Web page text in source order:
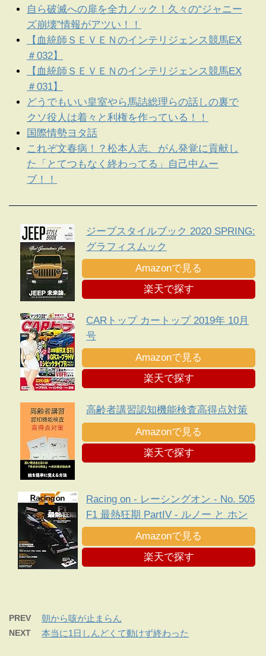
自ら破滅への扉を全力ノック！久々の“ジャニー
ズ崩壊”情報がアツい！！
【血統師ＳＥＶＥＮのインテリジェンス競馬EX
＃032】
【血統師ＳＥＶＥＮのインテリジェンス競馬EX
＃031】
どうでもいい皇室やら馬詰総理らの話しの裏で
クソ役人は着々と利権を作っている！！
国際情勢ヨタ話
これぞ文春病！？松本人志、がん発覚に貢献し
た「とてつもなく終わってる」自己中ムー
ブ！！
ジープスタイルブック 2020 SPRING:
グラフィスムック
Amazonで見る
楽天で探す
CARトップ カートップ 2019年 10月
号
Amazonで見る
楽天で探す
高齢者講習認知機能検査高得点対策
Amazonで見る
楽天で探す
Racing on - レーシングオン - No. 505
F1 最熱狂期 PartIV - ルノー と ホン
ダ 、新規定下に勃発した熾烈な エン
ジン 戦争 -
Amazonで見る
楽天で探す
PREV 朝から咳が止まらん
NEXT 本当に1日しんどくて動けず終わった